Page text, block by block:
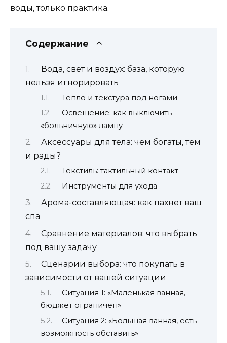
воды, только практика.
Содержание
Вода, свет и воздух: база, которую
нельзя игнорировать
Тепло и текстура под ногами
Освещение: как выключить
«больничную» лампу
Аксессуары для тела: чем богаты, тем
и рады?
Текстиль: тактильный контакт
Инструменты для ухода
Арома-составляющая: как пахнет ваш
спа
Сравнение материалов: что выбрать
под вашу задачу
Сценарии выбора: что покупать в
зависимости от вашей ситуации
Ситуация 1: «Маленькая ванная,
бюджет ограничен»
Ситуация 2: «Большая ванная, есть
возможность обставить»